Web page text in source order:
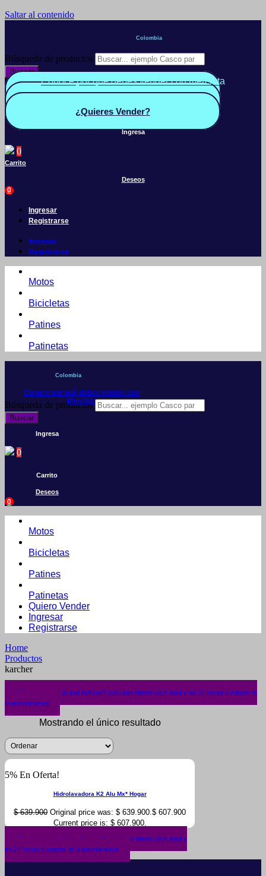
Saltar al contenido
Colombia
Búsqueda de productos
Buscar
Conoce por qué debes vender con mercleta
Quiero Vender
¿Quieres Vender?
Ingresa
0
Carrito
Deseos
0
Ingresar
Registrarse
Ingresar
Registrarse
Motos
Bicicletas
Patines
Patinetas
Colombia
Conoce por qué debes vender con
Mercleta
Búsqueda de productos
Buscar
Ingresa
0
Carrito
Deseos
0
Motos
Bicicletas
Patines
Patinetas
Quiero Vender
Ingresar
Registrarse
Home
Productos
karcher
¿No encuentras lo que buscas? solicítalo dando click aquí y en 24 horas o menos te
lo encontramos.
Mostrando el único resultado
5% En Oferta!
Hidrolavadora K2 Alu Mx* Hogar
$639.900 Original price was: $ 639.900.$ 607.900
Current price is: $ 607.900.
¿No encuentras lo que buscas? solicítalo dando click aquí y
en 24 horas o menos te lo encontramos.